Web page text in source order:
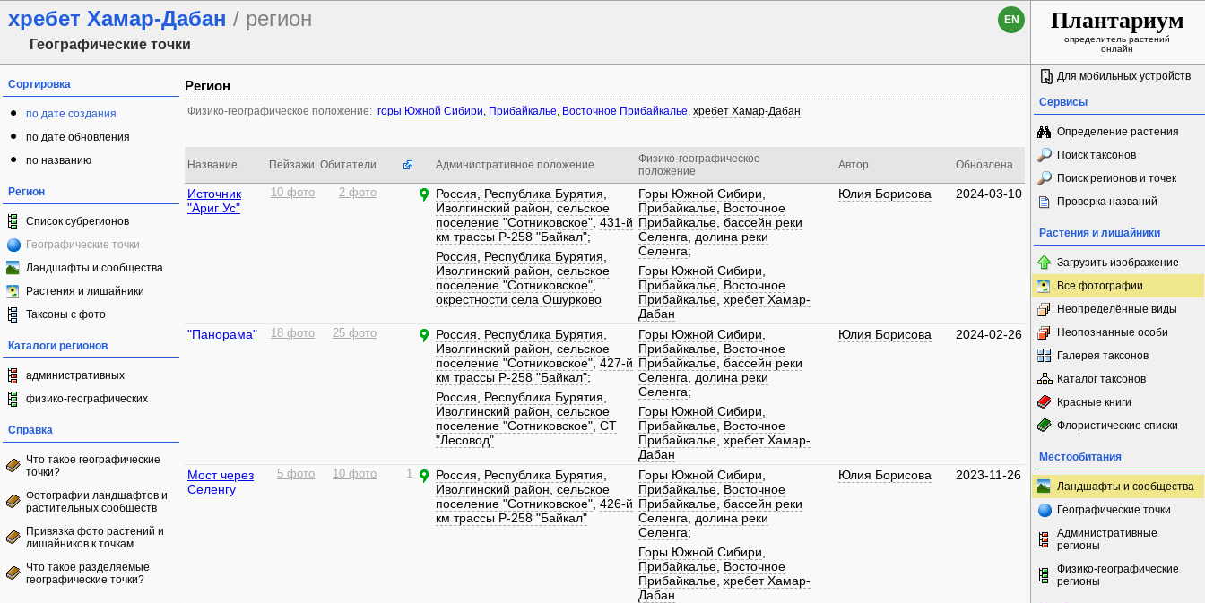
хребет Хамар-Дабан / регион
Географические точки
EN Плантариум
определитель растений
онлайн
Сортировка
по дате создания
по дате обновления
по названию
Регион
Список субрегионов
Географические точки
Ландшафты и сообщества
Растения и лишайники
Таксоны с фото
Каталоги регионов
административных
физико-географических
Справка
Что такое географические
точки?
Фотографии ландшафтов и
растительных сообществ
Привязка фото растений и
лишайников к точкам
Что такое разделяемые
географические точки?
Регион
Физико-географическое положение: горы Южной Сибири, Прибайкалье, Восточное Прибайкалье, хребет Хамар-Дабан
Название Пейзажи Обитатели Административное положение
Физико-географическое
положение
Автор Обновлена
Источник
"Ариг Ус"
10 фото 2 фото Россия Республика Бурятия
Иволгинский район сельское
поселение "Сотниковское" 431-й
км трассы Р-258 "Байкал";
Россия
Республика Бурятия
Иволгинский район сельское
поселение "Сотниковское"
окрестности села Ошурково
Горы Южной Сибири
Прибайкалье Восточное
Прибайкалье бассейн реки
Селенга
долина реки
Селенга;
Горы Южной Сибири
Прибайкалье Восточное
Прибайкалье хребет Хамар-
Дабан
Юлия Борисова 2024-03-10
"Панорама" 18 фото 25 фото Россия Республика Бурятия
Иволгинский район сельское
поселение "Сотниковское" 427-й
км трассы Р-258 "Байкал";
Россия
Республика Бурятия
Иволгинский район сельское
поселение "Сотниковское" СТ
"Лесовод"
Горы Южной Сибири
Прибайкалье Восточное
Прибайкалье бассейн реки
Селенга
долина реки
Селенга;
Горы Южной Сибири
Прибайкалье Восточное
Прибайкалье хребет Хамар-
Дабан
Юлия Борисова 2024-02-26
Мост через
Селенгу
5 фото 10 фото 1 Россия Республика Бурятия
Иволгинский район сельское
поселение "Сотниковское" 426-й
км трассы Р-258 "Байкал"
Горы Южной Сибири
Прибайкалье Восточное
Прибайкалье бассейн реки
Селенга
долина реки
Селенга;
Горы Южной Сибири
Прибайкалье Восточное
Прибайкалье хребет Хамар-
Дабан
Юлия Борисова 2023-11-26
Для мобильных устройств
Сервисы
Определение растения
Поиск таксонов
Поиск регионов и точек
Проверка названий
Растения и лишайники
Загрузить изображение
Все фотографии
Неопределённые виды
Неопознанные особи
Галерея таксонов
Каталог таксонов
Красные книги
Флористические списки
Местообитания
Ландшафты и сообщества
Географические точки
Административные
регионы
Физико-географические
регионы